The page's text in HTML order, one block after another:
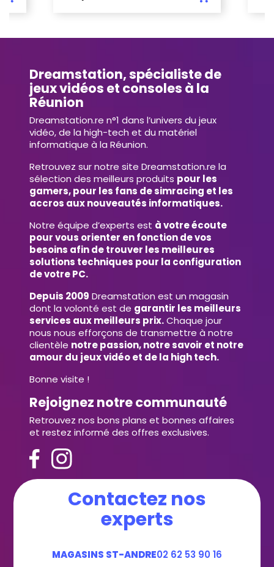
Dreamstation, spécialiste de
jeux vidéos et consoles à la
Réunion
Dreamstation.re n°1 dans l’univers du jeux
vidéo, de la high-tech et du matériel
informatique à la Réunion.
Retrouvez sur notre site Dreamstation.re la
sélection des meilleurs produits pour les
gamers, pour les fans de simracing et les
accros aux nouveautés informatiques.
Notre équipe d’experts est à votre écoute
pour vous orienter en fonction de vos
besoins afin de trouver les meilleures
solutions techniques pour la configuration
de votre PC.
Depuis 2009 Dreamstation est un magasin
dont la volonté est de garantir les meilleurs
services aux meilleurs prix.Chaque jour
nous nous efforçons de transmettre à notre
clientèle notre passion, notre savoir et notre
amour du jeux vidéo et de la high tech.
Bonne visite !
Rejoignez notre communauté
Retrouvez nos bons plans et bonnes affaires
et restez informé des offres exclusives.
Contactez nos
experts
MAGASINS ST-ANDRE02 62 53 90 16